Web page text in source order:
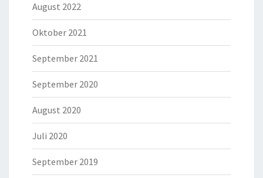
August 2022
Oktober 2021
September 2021
September 2020
August 2020
Juli 2020
September 2019